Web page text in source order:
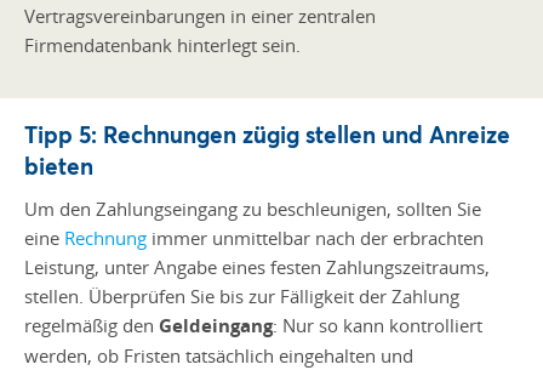
Vertragsvereinbarungen in einer zentralen
Firmendatenbank hinterlegt sein.
Tipp 5: Rechnungen zügig stellen und Anreize
bieten
Um den Zahlungseingang zu beschleunigen, sollten Sie
eine Rechnung immer unmittelbar nach der erbrachten
Leistung, unter Angabe eines festen Zahlungszeitraums,
stellen. Überprüfen Sie bis zur Fälligkeit der Zahlung
regelmäßig den Geldeingang: Nur so kann kontrolliert
werden, ob Fristen tatsächlich eingehalten und